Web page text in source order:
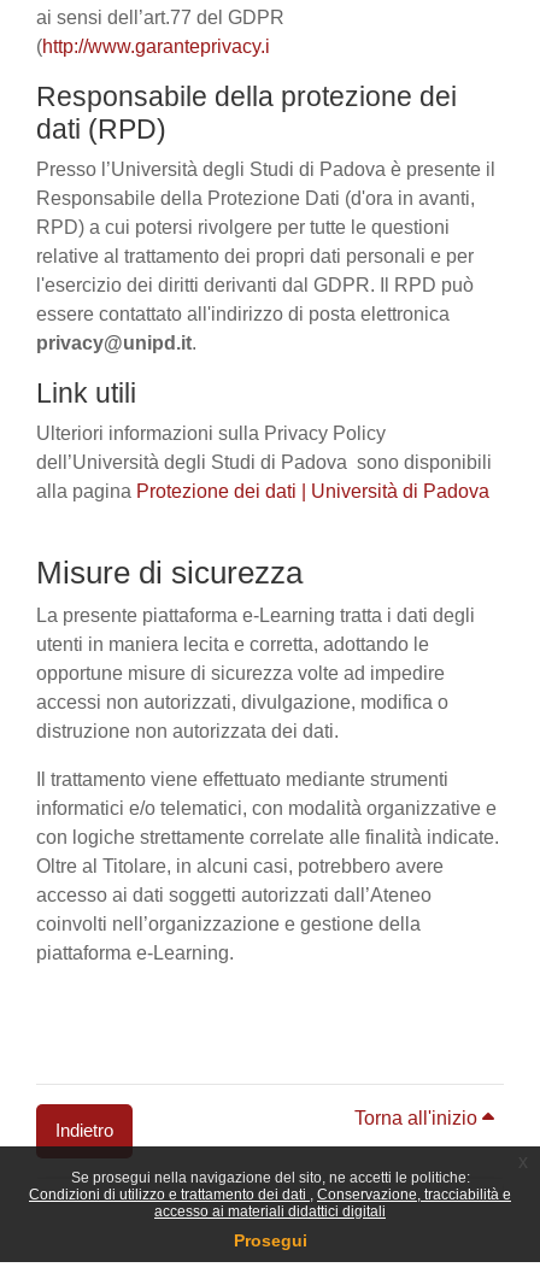
Se prosegui nella navigazione del sito, ne accetti le politiche:
Condizioni di utilizzo e trattamento dei dati
Conservazione, tracciabilità e
accesso ai materiali didattici digitali
Prosegui
ai sensi dell’art.77 del GDPR
(http://www.garanteprivacy.i
Responsabile della protezione dei
dati (RPD)
Presso l’Università degli Studi di Padova è presente il
Responsabile della Protezione Dati (d'ora in avanti,
RPD) a cui potersi rivolgere per tutte le questioni
relative al trattamento dei propri dati personali e per
l'esercizio dei diritti derivanti dal GDPR. Il RPD può
essere contattato all'indirizzo di posta elettronica
privacy@unipd.it.
Link utili
Ulteriori informazioni sulla Privacy Policy
dell’Università degli Studi di Padova sono disponibili
alla pagina Protezione dei dati | Università di Padova
Misure di sicurezza
La presente piattaforma e-Learning tratta i dati degli
utenti in maniera lecita e corretta, adottando le
opportune misure di sicurezza volte ad impedire
accessi non autorizzati, divulgazione, modifica o
distruzione non autorizzata dei dati.
Il trattamento viene effettuato mediante strumenti
informatici e/o telematici, con modalità organizzative e
con logiche strettamente correlate alle finalità indicate.
Oltre al Titolare, in alcuni casi, potrebbero avere
accesso ai dati soggetti autorizzati dall’Ateneo
coinvolti nell’organizzazione e gestione della
piattaforma e-Learning.
Indietro
Torna all'inizio
Blocchi